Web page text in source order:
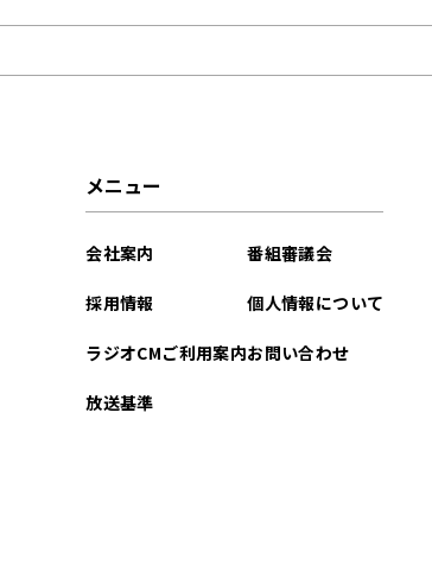
メニュー
会社案内
採用情報
ラジオCMご利用案内
放送基準
番組審議会
個人情報について
お問い合わせ